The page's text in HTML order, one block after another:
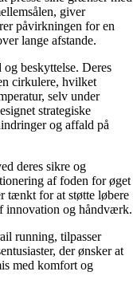
giver
påvirkningen for en
lange afstande.
beskyttelse. Deres
cirkulere, hvilket
selv under
strategiske
og affald på
deres sikre og
af foden for øget
tænkt for at støtte løbere
innovation og håndværk.
running, tilpasser
der ønsker at
med komfort og